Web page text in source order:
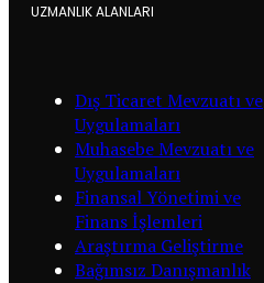
UZMANLIK ALANLARI
Dış Ticaret Mevzuatı ve
Uygulamaları
Muhasebe Mevzuatı ve
Uygulamaları
Finansal Yönetimi ve
Finans İşlemleri
Araştırma Geliştirme
Bağımsız Danışmanlık